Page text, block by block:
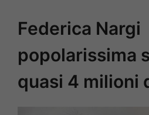
Federica Nargi
popolarissima
quasi 4 milioni